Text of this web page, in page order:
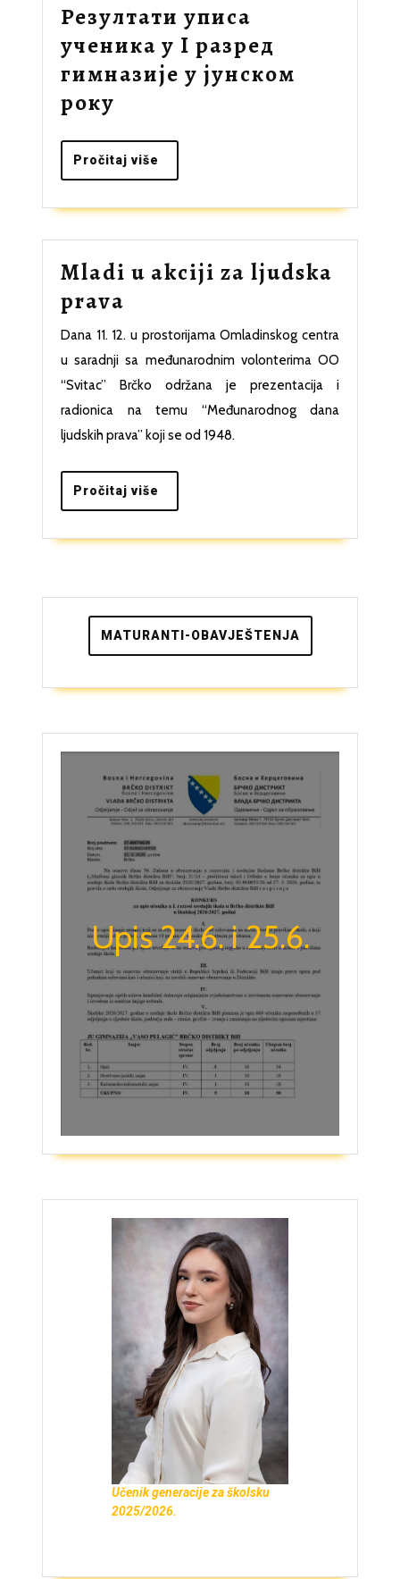
Резултати уписа
ученика у I разред
гимназије у јунском
року
ученика
у
I
разред
гимназије
у
јунском
року
Pročitaj više
više
Mladi u akciji za ljudska
prava
u
akciji
za
ljudska
prava
Dana 11. 12. u prostorijama Omladinskog centra
u saradnji sa međunarodnim volonterima OO
“Svitac” Brčko održana je prezentacija i
radionica na temu “Međunarodnog dana
ljudskih prava” koji se od 1948.
Pročitaj više
više
MATURANTI-OBAVJEŠTENJA
Upis 24.6. i 25.6.
Učenik generacije za školsku
2025/2026.